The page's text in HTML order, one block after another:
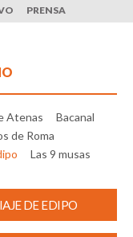
PRENSA
Atenas
Bacanal
de Roma
Las 9 musas
DE EDIPO